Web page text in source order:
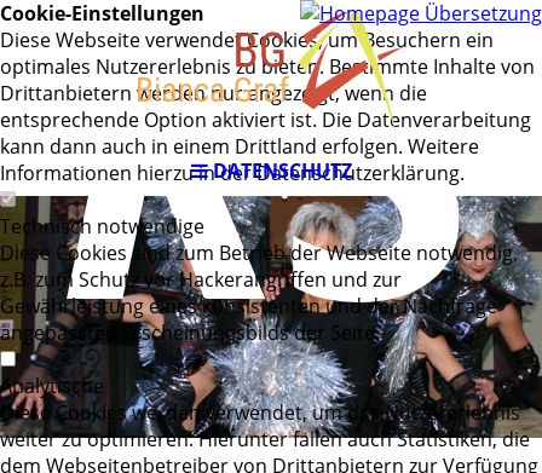
DATENSCHUTZ
RS
Cookie-Einstellungen
Diese Webseite verwendet Cookies, um Besuchern ein
optimales Nutzererlebnis zu bieten. Bestimmte Inhalte von
Drittanbietern werden nur angezeigt, wenn die
entsprechende Option aktiviert ist. Die Datenverarbeitung
kann dann auch in einem Drittland erfolgen. Weitere
Informationen hierzu in der Datenschutzerklärung.
Technisch notwendige
Diese Cookies sind zum Betrieb der Webseite notwendig,
z.B. zum Schutz vor Hackerangriffen und zur
Gewährleistung eines konsistenten und der Nachfrage
angepassten Erscheinungsbilds der Seite.
Analytische
Diese Cookies werden verwendet, um das Nutzererlebnis
weiter zu optimieren. Hierunter fallen auch Statistiken, die
dem Webseitenbetreiber von Drittanbietern zur Verfügung